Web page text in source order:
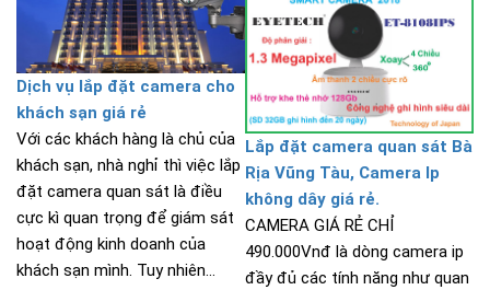
Dịch vụ lắp đặt camera cho
khách sạn giá rẻ
Với các khách hàng là chủ của
khách sạn, nhà nghỉ thì việc lắp
đặt camera quan sát là điều
cực kì quan trọng để giám sát
hoạt động kinh doanh của
khách sạn mình. Tuy nhiên...
Lắp đặt camera quan sát Bà
Rịa Vũng Tàu, Camera Ip
không dây giá rẻ.
CAMERA GIÁ RẺ CHỈ
490.000Vnđ là dòng camera ip
đầy đủ các tính năng như quan